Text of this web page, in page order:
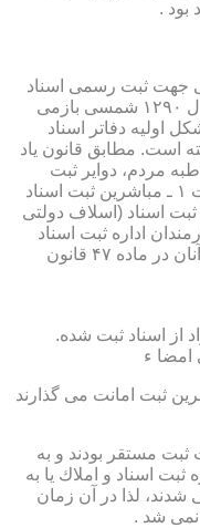
بود .
جهت ثبت رسمی اسناد
مراجعان، به قانون ثبت اسناد مصوب سال ۱۲۹۰ شمسی بازمی
اولیه دفاتر اسناد
است. مطابق قانون یاد
مردم، دوایر ثبت
اسناد به عنوان نهادی دولتی، از دو قسمت ۱ ـ مباشرین ثبت اسناد
اسناد (اسلاف دولتی
اداره ثبت اسناد
واملاك محسوب می گردیدند كه وظایف آنان در ماده ۴۷ قانون
از اسناد ثبت شده.
امضا ء
ثبت امانت می گذارند
مستقر بودند و به
اسناد و املاك یا به
لذا در آن زمان
نمی شد .